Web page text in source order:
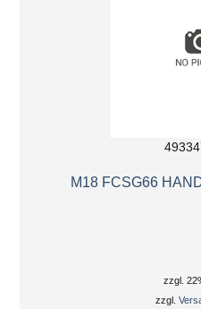
M18 FCSG66
zzgl.
zzgl.